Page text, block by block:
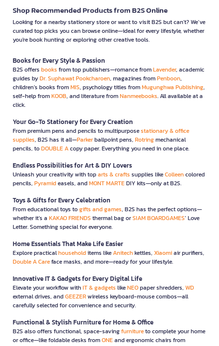
Shop Recommended Products from B2S Online
Looking for a nearby stationery store or want to visit B2S but can't? We’ve
curated top picks you can browse online—ideal for every lifestyle, whether
you're book hunting or exploring other creative tools.
Books for Every Style & Passion
B2S offers books from top publishers—romance fromLavender, academic
guides byDr. Suphawat Pookcharoen, magazines fromPenboon,
children’s books fromMIS, psychology titles fromMugunghwa Publishing,
self-help fromKOOB, and literature fromNanmeebooks. All available at a
click.
Your Go-To Stationery for Every Creation
From premium pens and pencils to multipurposestationary & office
supplies, B2S has it all—Parkerballpoint pens, Rotringmechanical
pencils, toDOUBLE Acopy paper. Everything you need in one place.
Endless Possibilities for Art & DIY Lovers
Unleash your creativity with toparts & crafts supplies likeColleencolored
pencils, Pyramideasels, andMONT MARTEDIY kits—only at B2S.
Toys & Gifts for Every Celebration
From educational toys togifts and games, B2S has the perfect options—
whether it’s a KAKAO FRIENDS thermal bag orSIAM BOARDGAMES’ Love
Letter. Something special for everyone.
Home Essentials That Make Life Easier
Explore practicalhouseholditems likeAnitechkettles, Xiaomiair purifiers,
Double A Careface masks, and more—ready for your lifestyle.
Innovative IT & Gadgets for Every Digital Life
Elevate your workflow withIT & gadgets likeNEOpaper shredders, WD
external drives, andGEEZERwireless keyboard-mouse combos—all
carefully selected for convenience and security.
Functional & Stylish Furniture for Home & Office
B2S also offers functional, space-savingfurnitureto complete your home
or office—like foldable desks fromONEand ergonomic chairs from